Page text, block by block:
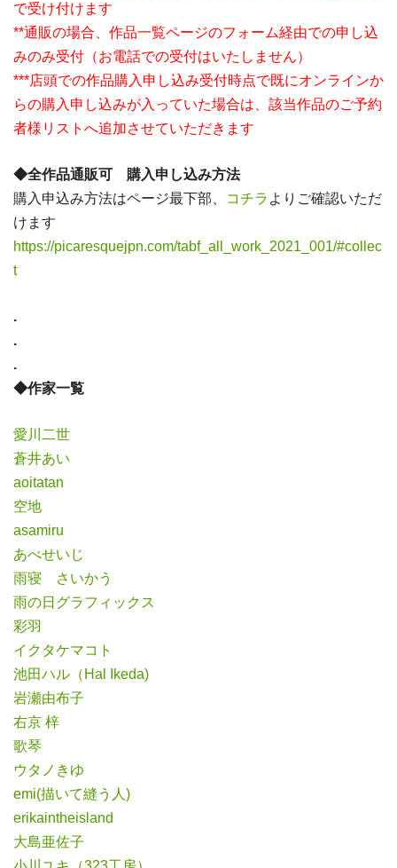
で受け付けます
**通販の場合、作品一覧ページのフォーム経由での申し込
みのみ受付（お電話での受付はいたしません）
***店頭での作品購入申し込み受付時点で既にオンラインか
らの購入申し込みが入っていた場合は、該当作品のご予約
者様リストへ追加させていただきます
◆全作品通販可 購入申し込み方法
購入申込み方法はページ最下部、
コチラ よりご確認いただ
けます
https://picaresquejpn.com/tabf_all_work_2021_001/#collec
t
.
.
.
◆作家一覧
愛川二世
蒼井あい
aoitatan
空地
asamiru
あべせいじ
雨寝 さいかう
雨の日グラフィックス
彩羽
イクタケマコト
池田ハル（Hal Ikeda)
岩瀬由布子
右京 梓
歌琴
ウタノきゆ
emi(描いて縫う人)
erikaintheisland
大島亜佐子